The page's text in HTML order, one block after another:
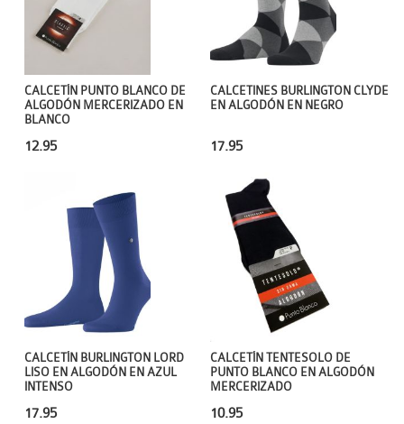
CALCETINES BURLINGTON CLYDE
EN ALGODÓN EN NEGRO
17.95
CALCETÍN PUNTO BLANCO DE
ALGODÓN MERCERIZADO EN
BLANCO
12.95
CALCETÍN TENTESOLO DE
PUNTO BLANCO EN ALGODÓN
MERCERIZADO
10.95
CALCETÍN BURLINGTON LORD
LISO EN ALGODÓN EN AZUL
INTENSO
17.95